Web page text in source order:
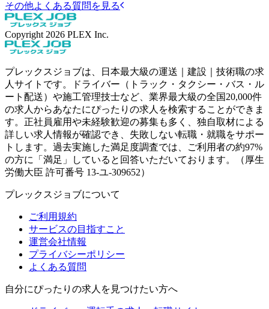
その他よくある質問を見る
Copyright 2026 PLEX Inc.
プレックスジョブは、日本最大級の運送｜建設｜技術職の求
人サイトです。ドライバー（トラック・タクシー・バス・ル
ート配送）や施工管理技士など、業界最大級の全国20,000件
の求人からあなたにぴったりの求人を検索することができま
す。正社員雇用や未経験歓迎の募集も多く、独自取材による
詳しい求人情報が確認でき、失敗しない転職・就職をサポー
トします。過去実施した満足度調査では、ご利用者の約97%
の方に「満足」していると回答いただいております。（厚生
労働大臣 許可番号 13-ユ-309652）
プレックスジョブについて
ご利用規約
サービスの目指すこと
運営会社情報
プライバシーポリシー
よくある質問
自分にぴったりの求人を見つけたい方へ